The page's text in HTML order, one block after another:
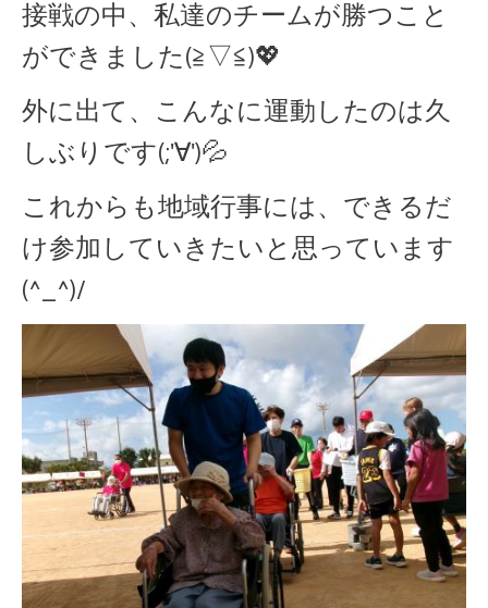
接戦の中、私達のチームが勝つこと
ができました(≧▽≦)💖
外に出て、こんなに運動したのは久
しぶりです(;'∀')💦
これからも地域行事には、できるだ
け参加していきたいと思っています
(^_^)/